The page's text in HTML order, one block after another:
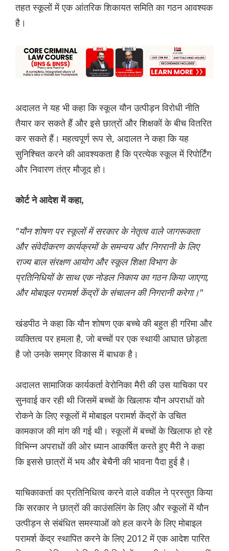
तहत स्कूलों में एक आंतरिक शिकायत समिति का गठन आवश्यक
है।
अदालत ने यह भी कहा कि स्कूल यौन उत्पीड़न विरोधी नीति
तैयार कर सकते हैं और इसे छात्रों और शिक्षकों के बीच वितरित
कर सकते हैं। महत्वपूर्ण रूप से, अदालत ने कहा कि यह
सुनिश्चित करने की आवश्यकता है कि प्रत्येक स्कूल में रिपोर्टिंग
और निवारण तंत्र मौजूद हो।
कोर्ट ने आदेश में कहा,
"यौन शोषण पर स्कूलों में सरकार के नेतृत्व वाले जागरूकता
और संवेदीकरण कार्यक्रमों के समन्वय और निगरानी के लिए
राज्य बाल संरक्षण आयोग और स्कूल शिक्षा विभाग के
प्रतिनिधियों के साथ एक नोडल निकाय का गठन किया जाएगा,
और मोबाइल परामर्श केंद्रों के संचालन की निगरानी करेगा।"
खंडपीठ ने कहा कि यौन शोषण एक बच्चे की बहुत ही गरिमा और
व्यक्तित्व पर हमला है, जो बच्चों पर एक स्थायी आघात छोड़ता
है जो उनके समग्र विकास में बाधक है।
अदालत सामाजिक कार्यकर्ता वेरोनिका मैरी की उस याचिका पर
सुनवाई कर रही थी जिसमें बच्चों के खिलाफ यौन अपराधों को
रोकने के लिए स्कूलों में मोबाइल परामर्श केंद्रों के उचित
कामकाज की मांग की गई थी। स्कूलों में बच्चों के खिलाफ हो रहे
विभिन्न अपराधों की ओर ध्यान आकर्षित करते हुए मैरी ने कहा
कि इससे छात्रों में भय और बेचैनी की भावना पैदा हुई है।
याचिकाकर्ता का प्रतिनिधित्व करने वाले वकील ने प्रस्तुत किया
कि सरकार ने छात्रों की काउंसलिंग के लिए और स्कूलों में यौन
उत्पीड़न से संबंधित समस्याओं को हल करने के लिए मोबाइल
परामर्श केंद्र स्थापित करने के लिए 2012 में एक आदेश पारित